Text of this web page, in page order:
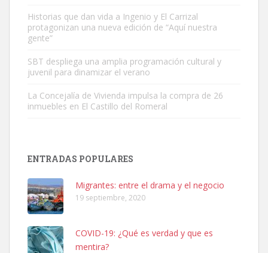
Busco adopción responsable para mi perra. Pastor alemán,
hembra, 4 años. Por motivos personales ...
Leales.org » Gran Canaria
Leales.org » Gran Canaria
Historias que dan vida a Ingenio y El Carrizal
protagonizan una nueva edición de “Aquí nuestra
gente”
SBT despliega una amplia programación cultural y
juvenil para dinamizar el verano
La Concejalía de Vivienda impulsa la compra de 26
inmuebles en El Castillo del Romeral
ENTRADAS POPULARES
Migrantes: entre el drama y el negocio
19 septiembre, 2020
COVID-19: ¿Qué es verdad y que es
mentira?